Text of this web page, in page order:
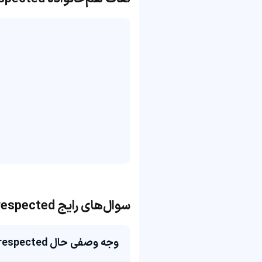
سوال‌های رایج respected
وجه وصفی حال respected چی میشه؟